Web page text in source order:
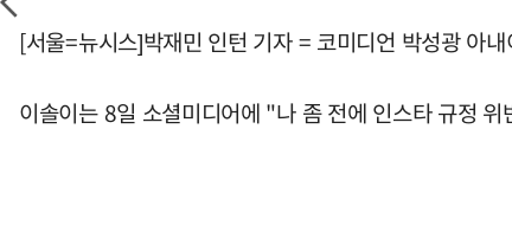
[서울=뉴시스]박재민 인턴 기자 = 코미디언 박성광 아
이솔이는 8일 소셜미디어에 "나 좀 전에 인스타 규정